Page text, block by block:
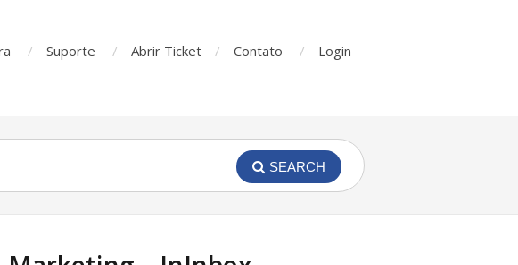
Suporte Abrir Ticket Contato Login
SEARCH